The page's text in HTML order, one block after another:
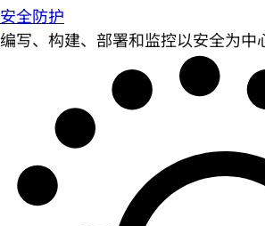
安全防护
编写、构建、部署和监控以安全为中